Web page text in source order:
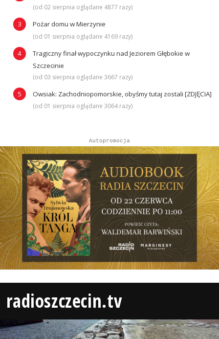
(od 02 sierpnia oglądane 4877 razy)
Pożar domu w Mierzynie
(od 01 sierpnia oglądane 4169 razy)
Tragiczny finał wypoczynku nad Jeziorem Głębokie w
Szczecinie
(od 03 sierpnia oglądane 3667 razy)
Owsiak: Zachodniopomorskie, obyśmy tutaj zostali [ZDJĘCIA]
(od 01 sierpnia oglądane 3064 razy)
Autopromocja
radioszczecin.tv